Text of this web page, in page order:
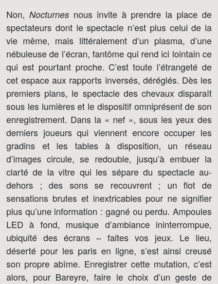
Non, Nocturnes nous invite à prendre la place de
spectateurs dont le spectacle n’est plus celui de la
vie même, mais littéralement d’un plasma, d’une
nébuleuse de l’écran, fantôme qui rend ici lointain ce
qui est pourtant proche. C’est toute l’étrangeté de
cet espace aux rapports inversés, déréglés. Dès les
premiers plans, le spectacle des chevaux disparaît
sous les lumières et le dispositif omniprésent de son
enregistrement. Dans la « nef », sous les yeux des
derniers joueurs qui viennent encore occuper les
gradins et les tables à disposition, un réseau
d’images circule, se redouble, jusqu’à embuer la
clarté de la vitre qui les sépare du spectacle au-
dehors ; des sons se recouvrent ; un flot de
sensations brutes et inextricables pour ne signifier
plus qu’une information : gagné ou perdu. Ampoules
LED à fond, musique d’ambiance ininterrompue,
ubiquité des écrans – faites vos jeux. Le lieu,
déserté pour les paris en ligne, s’est ainsi creusé
son propre abîme. Enregistrer cette mutation, c’est
alors, pour Bareyre, faire le choix d’un geste de